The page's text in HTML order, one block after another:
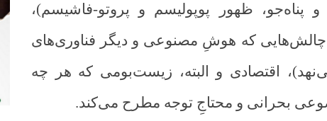
پناه‌جو، ظهور پوپولیسم و پروتو-فاشیسم)،
چالش‌هایی که هوشِ مصنوعی و دیگر فناوری‌های
اقتصادی و البته، زیست‌بومی که هر چه
بحرانی و محتاجِ توجه مطرح می‌کند.